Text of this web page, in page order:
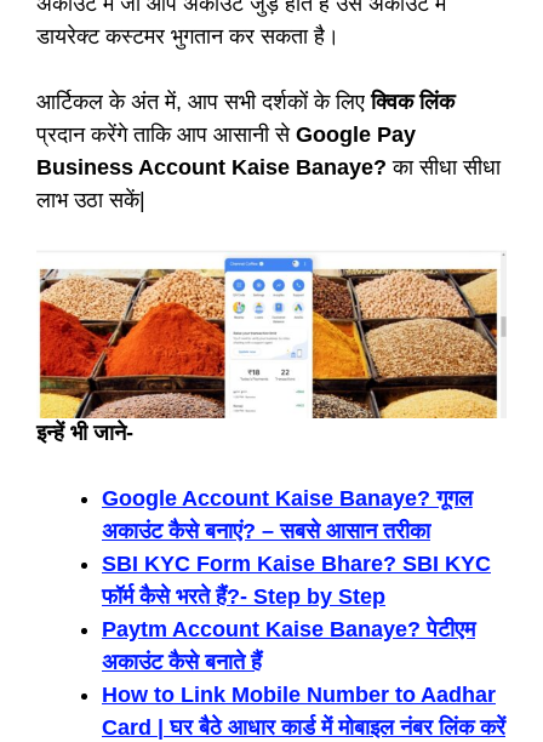
डायरेक्ट कस्टमर भुगतान कर सकता है।
आर्टिकल के अंत में, आप सभी दर्शकों के लिएक्विक लिंक
प्रदान करेंगे ताकि आप आसानी से Google Pay
Business Account Kaise Banaye? का सीधा सीधा
लाभ उठा सकें|
इन्हें भी जाने-
Google Account Kaise Banaye? गूगल
अकाउंट कैसे बनाएं? – सबसे आसान तरीका
SBI KYC Form Kaise Bhare? SBI KYC
फॉर्म कैसे भरते हैं?- Step by Step
Paytm Account Kaise Banaye? पेटीएम
अकाउंट कैसे बनाते हैं
How to Link Mobile Number to Aadhar
Card | घर बैठे आधार कार्ड में मोबाइल नंबर लिंक करें